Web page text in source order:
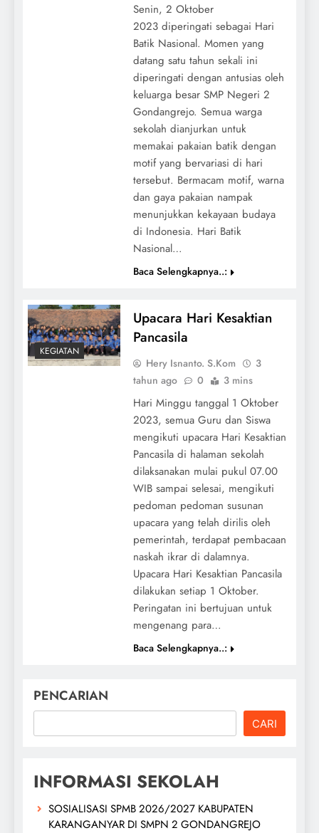
Senin, 2 Oktober
2023 diperingati sebagai Hari
Batik Nasional. Momen yang
datang satu tahun sekali ini
diperingati dengan antusias oleh
keluarga besar SMP Negeri 2
Gondangrejo. Semua warga
sekolah dianjurkan untuk
memakai pakaian batik dengan
motif yang bervariasi di hari
tersebut. Bermacam motif, warna
dan gaya pakaian nampak
menunjukkan kekayaan budaya
di Indonesia. Hari Batik
Nasional…
Baca Selengkapnya..:
KEGIATAN
Upacara Hari Kesaktian
Pancasila
Hery Isnanto. S.Kom
3
tahun ago
0 3 mins
Hari Minggu tanggal 1 Oktober
2023, semua Guru dan Siswa
mengikuti upacara Hari Kesaktian
Pancasila di halaman sekolah
dilaksanakan mulai pukul 07.00
WIB sampai selesai, mengikuti
pedoman pedoman susunan
upacara yang telah dirilis oleh
pemerintah, terdapat pembacaan
naskah ikrar di dalamnya.
Upacara Hari Kesaktian Pancasila
dilakukan setiap 1 Oktober.
Peringatan ini bertujuan untuk
mengenang para…
Baca Selengkapnya..:
PENCARIAN
CARI
INFORMASI SEKOLAH
SOSIALISASI SPMB 2026/2027 KABUPATEN
KARANGANYAR DI SMPN 2 GONDANGREJO